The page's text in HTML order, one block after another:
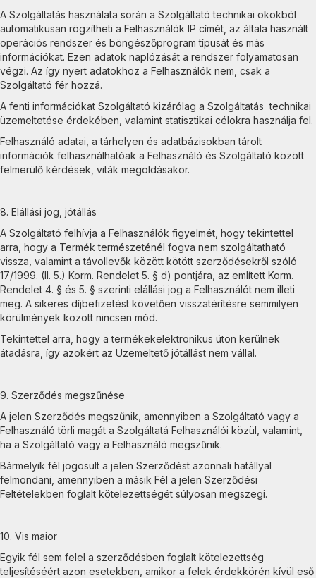
A Szolgáltatás használata során a Szolgáltató technikai okokból
automatikusan rögzítheti a Felhasználók IP címét, az általa használt
operációs rendszer és böngészőprogram típusát és más
információkat. Ezen adatok naplózását a rendszer folyamatosan
végzi. Az így nyert adatokhoz a Felhasználók nem, csak a
Szolgáltató fér hozzá.
A fenti információkat Szolgáltató kizárólag a Szolgáltatás technikai
üzemeltetése érdekében, valamint statisztikai célokra használja fel.
Felhasználó adatai, a tárhelyen és adatbázisokban tárolt
információk felhasználhatóak a Felhasználó és Szolgáltató között
felmerülő kérdések, viták megoldásakor.
8. Elállási jog, jótállás
A Szolgáltató felhívja a Felhasználók figyelmét, hogy tekintettel
arra, hogy a Termék természeténél fogva nem szolgáltatható
vissza, valamint a távollevők között kötött szerződésekről szóló
17/1999. (II. 5.) Korm. Rendelet 5. § d) pontjára, az említett Korm.
Rendelet 4. § és 5. § szerinti elállási jog a Felhasználót nem illeti
meg. A sikeres díjbefizetést követően visszatérítésre semmilyen
körülmények között nincsen mód.
Tekintettel arra, hogy a termékekelektronikus úton kerülnek
átadásra, így azokért az Üzemeltető jótállást nem vállal.
9. Szerződés megszűnése
A jelen Szerződés megszűnik, amennyiben a Szolgáltató vagy a
Felhasználó törli magát a Szolgáltatá Felhasználói közül, valamint,
ha a Szolgáltató vagy a Felhasználó megszűnik.
Bármelyik fél jogosult a jelen Szerződést azonnali hatállyal
felmondani, amennyiben a másik Fél a jelen Szerződési
Feltételekben foglalt kötelezettségét súlyosan megszegi.
10. Vis maior
Egyik fél sem felel a szerződésben foglalt kötelezettség
teljesítéséért azon esetekben, amikor a felek érdekkörén kívül eső